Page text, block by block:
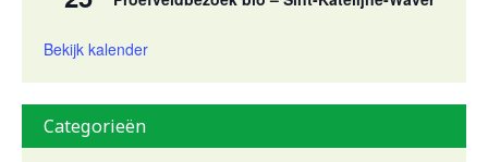
Bekijk kalender
Categorieën